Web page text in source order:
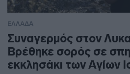
ΕΛΛΑΔΑ
Συναγερμός στον
Βρέθηκε σορός σε
εκκλησάκι των Αγίων